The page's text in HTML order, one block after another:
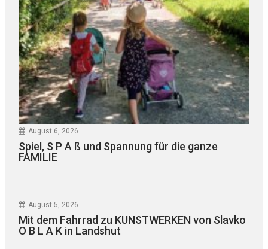
August 6, 2026
Spiel, S P A ß und Spannung für die ganze
FAMILIE
August 5, 2026
Mit dem Fahrrad zu KUNSTWERKEN von Slavko
O B L A K in Landshut